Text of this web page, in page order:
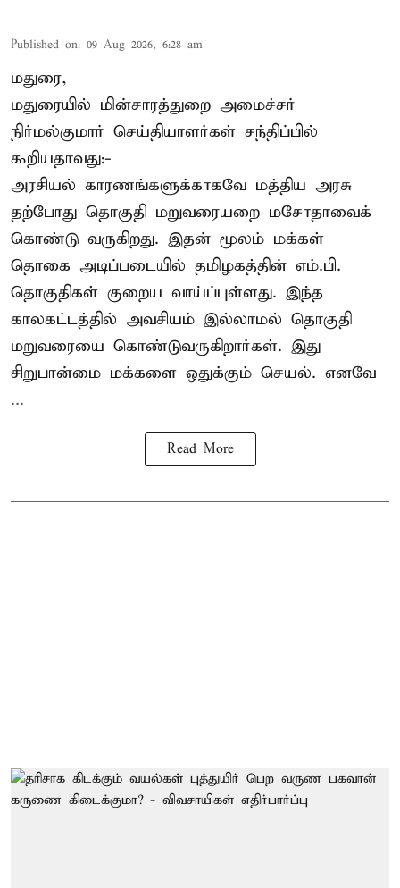
Published on: 09 Aug 2026, 6:28 am
மதுரை,
மதுரையில் மின்சாரத்துறை அமைச்சர்
நிர்மல்குமார் செய்தியாளர்கள் சந்திப்பில்
கூறியதாவது:-
அரசியல் காரணங்களுக்காகவே மத்திய அரசு
தற்போது தொகுதி மறுவரையறை மசோதாவைக்
கொண்டு வருகிறது. இதன் மூலம் மக்கள்
தொகை அடிப்படையில் தமிழகத்தின் எம்.பி.
தொகுதிகள் குறைய வாய்ப்புள்ளது. இந்த
காலகட்டத்தில் அவசியம் இல்லாமல் தொகுதி
மறுவரையை கொண்டுவருகிறார்கள். இது
சிறுபான்மை மக்களை ஒதுக்கும் செயல். எனவே
...
Read More